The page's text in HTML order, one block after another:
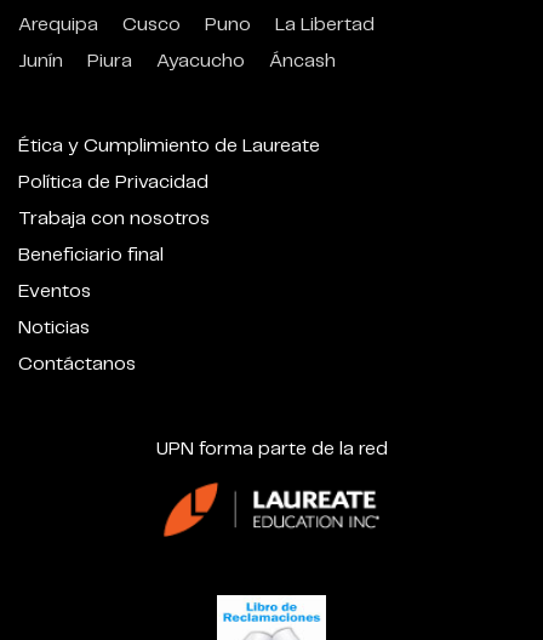
Arequipa Cusco Puno
La Libertad
Junín
Piura Ayacucho Áncash
Ética y Cumplimiento de Laureate
Política de Privacidad
Trabaja con nosotros
Beneficiario final
Eventos
Noticias
Contáctanos
UPN forma parte de la red